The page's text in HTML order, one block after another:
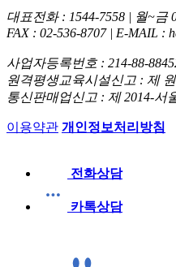
대표전화 : 1544-7558 | 월~금
FAX : 02-536-8707 | E-MAIL :
사업자등록번호 : 214-88-
원격평생교육시설신고 : 제
통신판매업신고 : 제 2014-서
이용약관 개인정보처리방침
전화상담
카톡상담